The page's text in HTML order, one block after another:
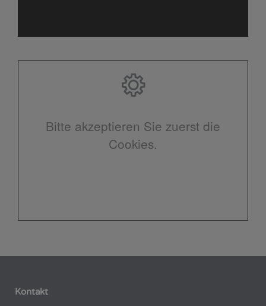
Bitte akzeptieren Sie zuerst die
Cookies.
Kontakt